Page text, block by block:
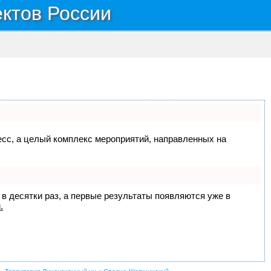
России
а целый комплекс мероприятий, направленных на
десятки раз, а первые результаты появляются уже в